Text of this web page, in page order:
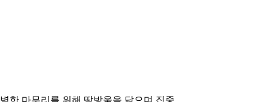
한 마무리를 위해 땀방울을 닦으며 집중